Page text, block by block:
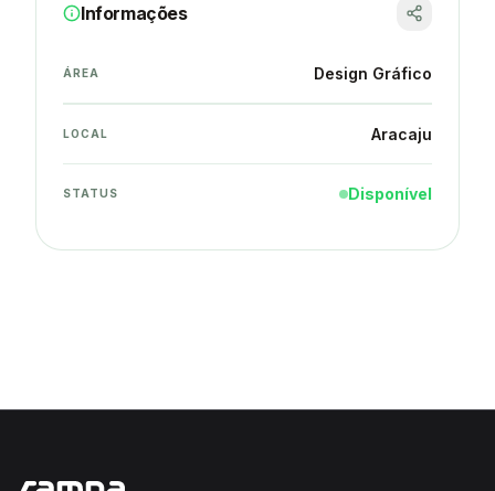
Informações
ÁREA Design Gráfico
LOCAL Aracaju
STATUS Disponível